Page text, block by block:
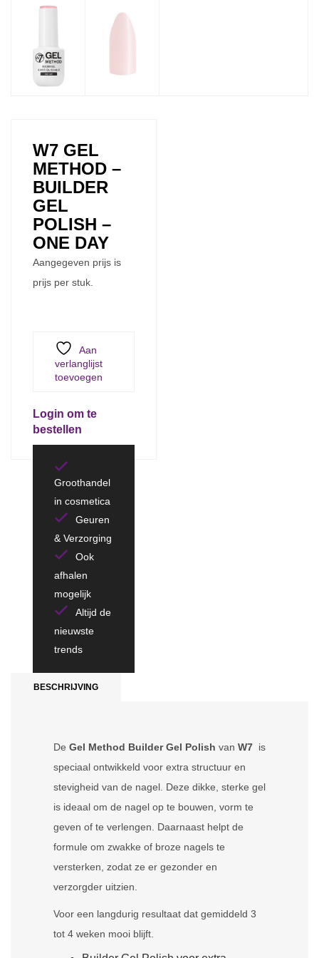
W7 GEL
METHOD –
BUILDER
GEL
POLISH –
ONE DAY
Aangegeven prijs is
prijs per stuk.
Aan
verlanglijst
toevoegen
Login om te
bestellen
Groothandel
in cosmetica
Geuren
& Verzorging
Ook
afhalen
mogelijk
Altijd de
nieuwste
trends
BESCHRIJVING
De Gel Method Builder Gel Polish van W7 is
speciaal ontwikkeld voor extra structuur en
stevigheid van de nagel. Deze dikke, sterke gel
is ideaal om de nagel op te bouwen, vorm te
geven of te verlengen. Daarnaast helpt de
formule om zwakke of broze nagels te
versterken, zodat ze er gezonder en
verzorgder uitzien.
Voor een langdurig resultaat dat gemiddeld 3
tot 4 weken mooi blijft.